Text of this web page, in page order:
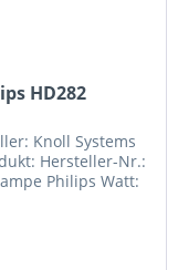
HD282
Knoll Systems
Hersteller-Nr.:
Philips Watt: